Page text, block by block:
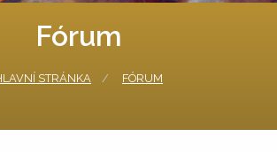
Fórum
STRÁNKA FÓRUM